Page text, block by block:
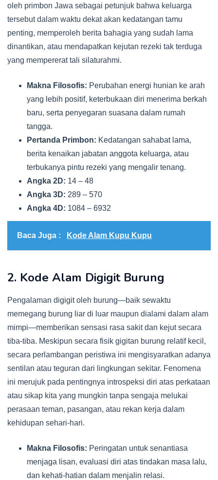
oleh primbon Jawa sebagai petunjuk bahwa keluarga
tersebut dalam waktu dekat akan kedatangan tamu
penting, memperoleh berita bahagia yang sudah lama
dinantikan, atau mendapatkan kejutan rezeki tak terduga
yang mempererat tali silaturahmi.
Makna Filosofis: Perubahan energi hunian ke arah
yang lebih positif, keterbukaan diri menerima berkah
baru, serta penyegaran suasana dalam rumah
tangga.
Pertanda Primbon: Kedatangan sahabat lama,
berita kenaikan jabatan anggota keluarga, atau
terbukanya pintu rezeki yang mengalir tenang.
Angka 2D: 14 – 48
Angka 3D: 289 – 570
Angka 4D: 1084 – 6932
Baca Juga : Kode Alam Kupu Kupu
2. Kode Alam Digigit Burung
Pengalaman digigit oleh burung—baik sewaktu
memegang burung liar di luar maupun dialami dalam alam
mimpi—memberikan sensasi rasa sakit dan kejut secara
tiba-tiba. Meskipun secara fisik gigitan burung relatif kecil,
secara perlambangan peristiwa ini mengisyaratkan adanya
sentilan atau teguran dari lingkungan sekitar. Fenomena
ini merujuk pada pentingnya introspeksi diri atas perkataan
atau sikap kita yang mungkin tanpa sengaja melukai
perasaan teman, pasangan, atau rekan kerja dalam
kehidupan sehari-hari.
Makna Filosofis: Peringatan untuk senantiasa
menjaga lisan, evaluasi diri atas tindakan masa lalu,
dan kehati-hatian dalam menjalin relasi.